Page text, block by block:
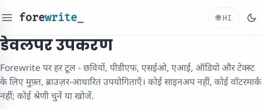
forewrite 🌐 HI
डेवलपर उपकरण
Forewrite पर हर टूल - छवियों, पीडीएफ, एसईओ, एआई, ऑडियो और टेक्स्ट
के लिए मुफ़्त, ब्राउज़र-आधारित उपयोगिताएँ। कोई साइनअप नहीं, कोई वॉटरमार्क
नहीं; कोई श्रेणी चुनें या खोजें.